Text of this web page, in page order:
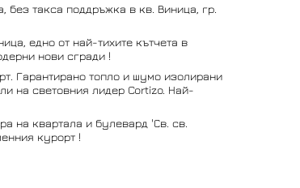
такса поддръжка в кв. Виница, гр.
едно от най-тихите кътчета в
нови сгради !
Гарантирано топло и шумо изолирани
на световния лидер Cortizo. Най-
на квартала и булевард 'Св. св.
курорт !